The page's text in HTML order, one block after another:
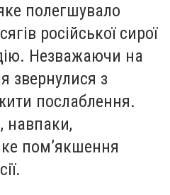
полегшувало
російської сирої
Незважаючи на
звернулися з
послаблення.
навпаки,
пом’якшення